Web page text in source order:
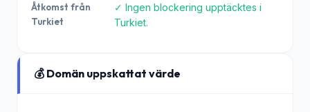
Åtkomst från
Turkiet
✓ Ingen blockering upptäcktes i
Turkiet.
💰 Domän uppskattat värde